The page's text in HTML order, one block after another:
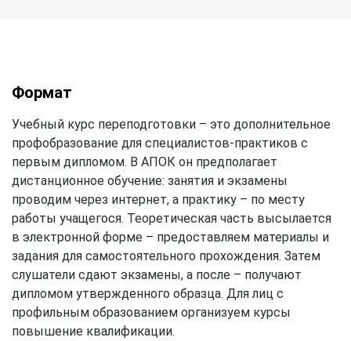
Формат
Учебный курс переподготовки – это дополнительное
профобразование для специалистов-практиков с
первым дипломом. В АПОК он предполагает
дистанционное обучение: занятия и экзамены
проводим через интернет, а практику – по месту
работы учащегося. Теоретическая часть высылается
в электронной форме – предоставляем материалы и
задания для самостоятельного прохождения. Затем
слушатели сдают экзамены, а после – получают
дипломом утвержденного образца. Для лиц с
профильным образованием организуем курсы
повышение квалификации.